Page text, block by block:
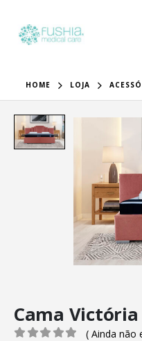
HOME LOJA
Cama Victória
( Ainda não